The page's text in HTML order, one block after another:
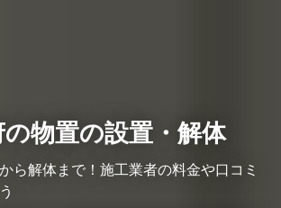
物置の設置・解体
ら解体まで！施工業者の料金や口コミ